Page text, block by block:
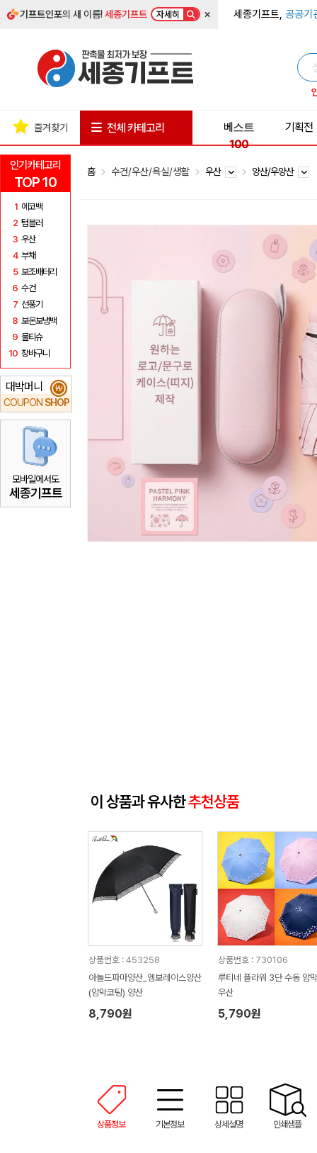
기프트인포의 새 이름!세종기프트 자세히 × 세종기프트, 공공기
인기카테고리
TOP 10
1 에코백
2 텀블러
3 우산
4 부채
5 보조배터리
6 수건
7 선풍기
8 보온보냉백
9 물티슈
10 장바구니
대박머니
COUPON SHOP
₩
모바일에서도
세종기프트
즐겨찾기 전체 카테고리
베스트
100
기획전
홈 수건/우산/욕실/생활 우산 양산/우양산
이 상품과 유사한추천상품
상품번호 : 453258
아놀드파마양산_엠보레이스양산
(암막코팅) 양산
8,790원
상품번호 : 730106
루티네 플라워 3단 수동 암
우산
5,790원
상품정보 기본정보 상세설명 인쇄샘플